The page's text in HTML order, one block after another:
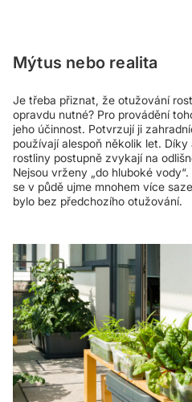
Mýtus nebo realita
Je třeba přiznat, že otužování
opravdu nutné? Pro provádění
jeho účinnost. Potvrzují ji
používají alespoň několik let.
rostliny postupně zvykají na
Nejsou vrženy „do hluboké
se v půdě ujme mnohem více
bylo bez předchozího otužování.